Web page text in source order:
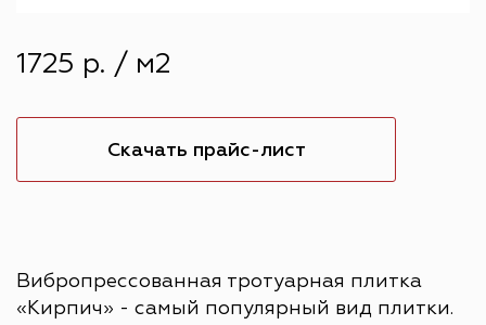
1725 р. / м2
Скачать прайс-лист
Вибропрессованная тротуарная плитка
«Кирпич» - самый популярный вид плитки.